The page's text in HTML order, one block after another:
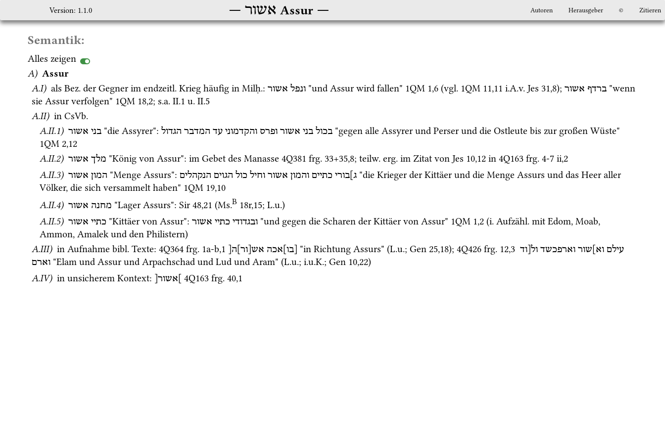
אשור Assur
Version: 1.1.0 Autoren Herausgeber © Zitieren
Semantik:
Alles zeigen
A) Assur
A.I) als Bez. der Gegner im endzeitl. Krieg häufig in Milḥ.: ונפל אשור "und Assur wird fallen" 1QM 1,6 (vgl. 1QM 11,11 i.A.v. Jes 31,8); ברדף אשור
"wenn
sie Assur verfolgen" 1QM 18,2; s.a. II.1 u. II.5
A.II) in CsVb.
A.II.1)
בני אשור "die Assyrer": בכול בני אשור ופרס והקדמוני עד המדבר הגדול
1QM 2,12
A.II.2)
מלך אשור "König von Assur": im Gebet des Manasse 4Q381 frg. 33+35,8; teilw. erg. im Zitat von Jes 10,12 in 4Q163 frg. 4-7 ii,2
A.II.3) המון אשור "Menge Assurs": ג]בורי כתיים והמון אשור וחיל כול הגוים הנקהלים
"die Krieger der Kittäer und die Menge Assurs und das Heer aller
Völker, die sich versammelt haben" 1QM 19,10
A.II.4) מחנה אשור "Lager Assurs": Sir 48,21 (Ms.B 18r,15; L.u.)
A.II.5)
כתיי אשור "Kittäer von Assur": ובגדודי כתיי אשור "und gegen die Scharen der Kittäer von Assur" 1QM 1,2 (i. Aufzähl. mit Edom, Moab,
Ammon, Amalek und den Philistern)
A.III) in Aufnahme bibl. Texte: 4Q364 frg. 1a-b,1 [בו]אכה אש[ור]ה[ "in Richtung Assurs" (L.u.; Gen 25,18); 4Q426 frg. 12,3 עילם וא]שור וארפכשד ול[וד
וארם "Elam und Assur und Arpachschad und Lud und Aram" (L.u.; i.u.K.; Gen 10,22)
A.IV) in unsicherem Kontext: ]אשור[ 4Q163 frg. 40,1